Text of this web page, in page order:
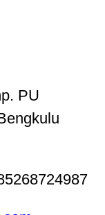
PU